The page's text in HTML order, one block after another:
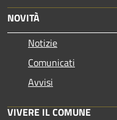
NOVITÀ
Notizie
Comunicati
Avvisi
VIVERE IL COMUNE